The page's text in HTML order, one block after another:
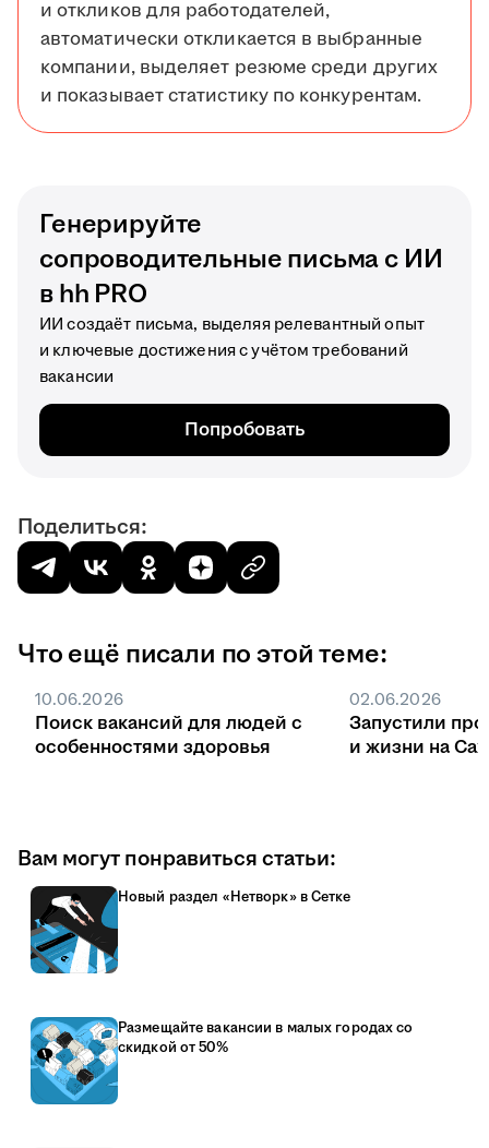
и откликов для работодателей,
автоматически откликается в выбранные
компании, выделяет резюме среди других
и показывает статистику по конкурентам.
Генерируйте
сопроводительные письма с ИИ
в hh PRO
ИИ создаёт письма, выделяя релевантный опыт
и ключевые достижения с учётом требований
вакансии
Попробовать
Поделиться:
Что ещё писали по этой теме:
10.06.2026
Поиск вакансий для людей с
особенностями здоровья
02.06.2026
Запустили
и жизни на
Вам могут понравиться статьи:
Новый раздел «Нетворк» в Сетке
Размещайте вакансии в малых городах со
скидкой от 50%